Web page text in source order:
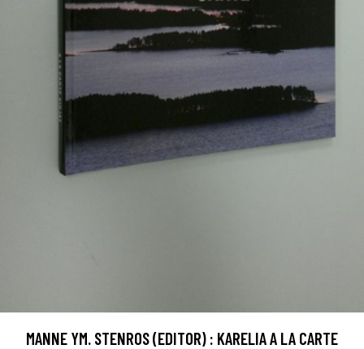
MANNE YM. STENROS (EDITOR) : KARELIA A LA CARTE